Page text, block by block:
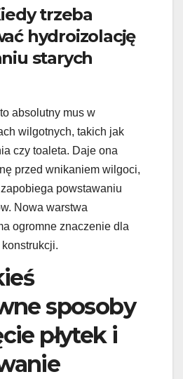
trzeba
hydroizolację
starych
absolutny mus w
wilgotnych, takich jak
czy toaleta. Daje ona
przed wnikaniem wilgoci,
powstawaniu
Nowa warstwa
ogromne znaczenie dla
konstrukcji.
sposoby
płytek i